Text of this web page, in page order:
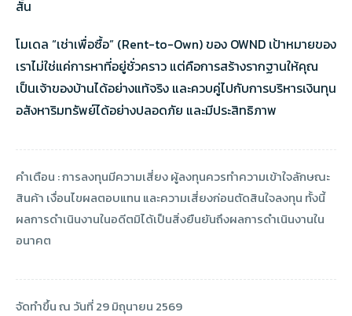
สั้น
โมเดล “เช่าเพื่อซื้อ” (Rent-to-Own) ของ OWND เป้าหมายของ
เราไม่ใช่แค่การหาที่อยู่ชั่วคราว แต่คือการสร้างรากฐานให้คุณ
เป็นเจ้าของบ้านได้อย่างแท้จริง และควบคู่ไปกับการบริหารเงินทุน
อสังหาริมทรัพย์ได้อย่างปลอดภัย และมีประสิทธิภาพ
คำเตือน : การลงทุนมีความเสี่ยง ผู้ลงทุนควรทำความเข้าใจลักษณะ
สินค้า เงื่อนไขผลตอบแทน และความเสี่ยงก่อนตัดสินใจลงทุน ทั้งนี้
ผลการดำเนินงานในอดีตมิได้เป็นสิ่งยืนยันถึงผลการดำเนินงานใน
อนาคต
จัดทำขึ้น ณ วันที่ 29 มิถุนายน 2569